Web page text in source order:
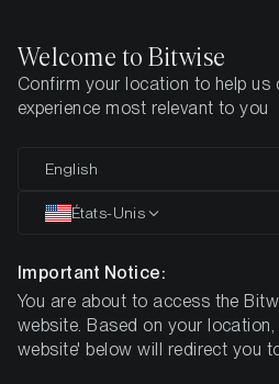
Page d'accueil L’entreprise
Pionniers de
en matière de
Welcome to Bitwise
Confirm your location to help us
experience most relevant to you
English
États-Unis
Important Notice:
You are about to access the
website. Based on your
website' below will redirect you